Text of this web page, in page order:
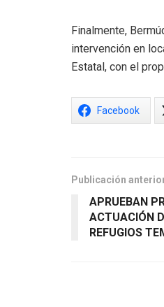
Finalmente,
intervención en
Estatal, con el
Facebook
Publicación
APRUEBAN
ACTUACIÓN
REFUGIOS